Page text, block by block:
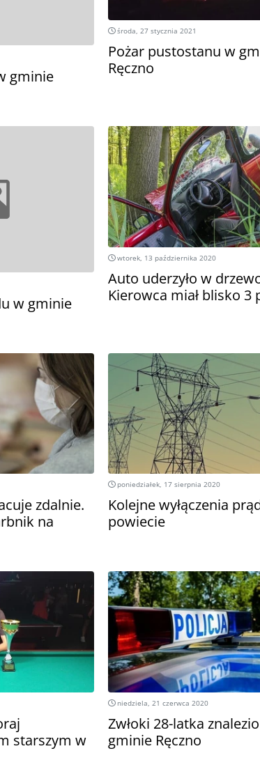
gminie
środa, 27 stycznia 2021
Pożar pustostanu w
Ręczno
w gminie
wtorek, 13 października 2020
Auto uderzyło w
Kierowca miał blisko 3
zdalnie.
na
poniedziałek, 17 sierpnia 2020
Kolejne wyłączenia
powiecie
starszym w
niedziela, 21 czerwca 2020
Zwłoki 28-latka
gminie Ręczno